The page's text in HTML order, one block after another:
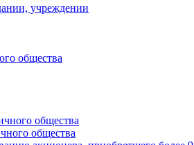
учреждении
общества
общества
общества